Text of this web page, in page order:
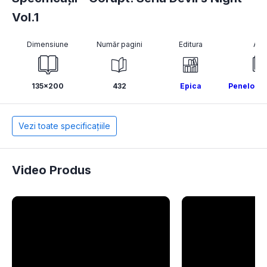
Vol.1
Dimensiune
135x200
Număr pagini
432
Editura
Epica Penelope
Vezi toate specificațiile
Video Produs